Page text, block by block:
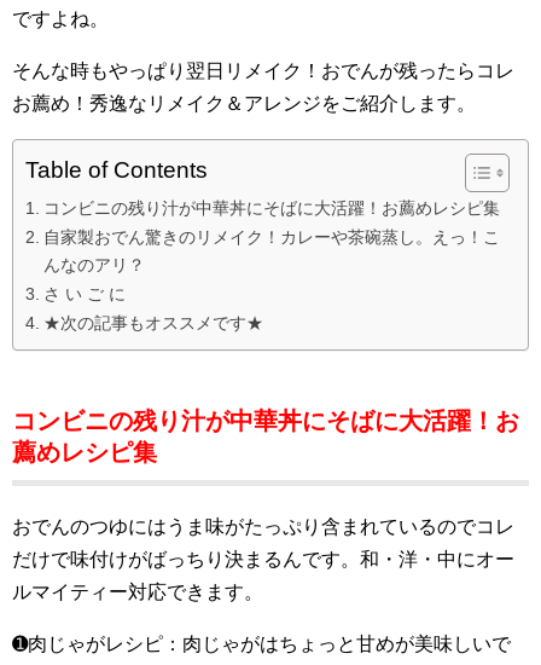
ですよね。
そんな時もやっぱり翌日リメイク！おでんが残ったらコレ
お薦め！秀逸なリメイク＆アレンジをご紹介します。
Table of Contents
コンビニの残り汁が中華丼にそばに大活躍！お薦めレシピ集
自家製おでん驚きのリメイク！カレーや茶碗蒸し。えっ！こ
んなのアリ？
さ い ご に
★次の記事もオススメです★
コンビニの残り汁が中華丼にそばに大活躍！お
薦めレシピ集
おでんのつゆにはうま味がたっぷり含まれているのでコレ
だけで味付けがばっちり決まるんです。和・洋・中にオー
ルマイティー対応できます。
➊肉じゃがレシピ：肉じゃがはちょっと甘めが美味しいで